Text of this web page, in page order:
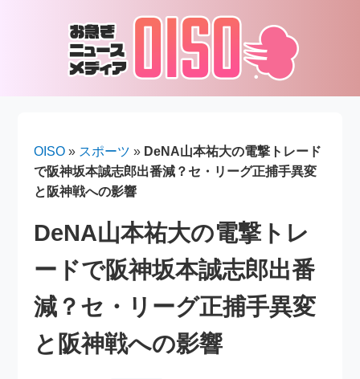
OISO » スポーツ » DeNA山本祐大の電撃トレード
で阪神坂本誠志郎出番減？セ・リーグ正捕手異変
と阪神戦への影響
DeNA山本祐大の電撃トレ
ードで阪神坂本誠志郎出番
減？セ・リーグ正捕手異変
と阪神戦への影響